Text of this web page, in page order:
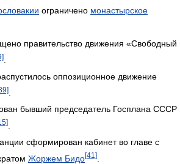
ограничено монастырское
правительство движения «Свободный
оппозиционное движение
бывший председатель Госплана СССР
сформирован кабинет во главе с
Жоржем Бидо[41]